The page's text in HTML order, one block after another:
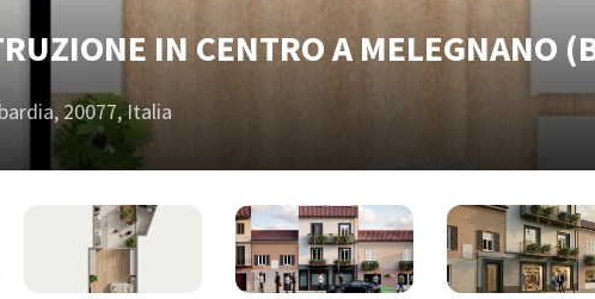
IN CENTRO A MELEGNANO
20077, Italia